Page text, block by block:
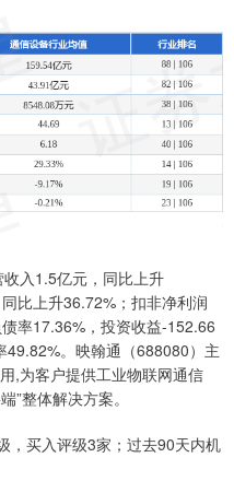
入1.5亿元，同比上升
比上升36.72%；扣非净利润
率17.36%，投资收益-152.66
。映翰通（688080）主
,为客户提供工业物联网通信
”整体解决方案。
，买入评级3家；过去90天内机